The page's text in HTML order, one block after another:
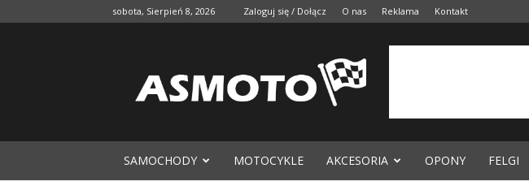
sobota, Sierpień 8, 2026 Zaloguj się / Dołącz O nas Reklama Kontakt
SAMOCHODY MOTOCYKLE AKCESORIA OPONY FELGI